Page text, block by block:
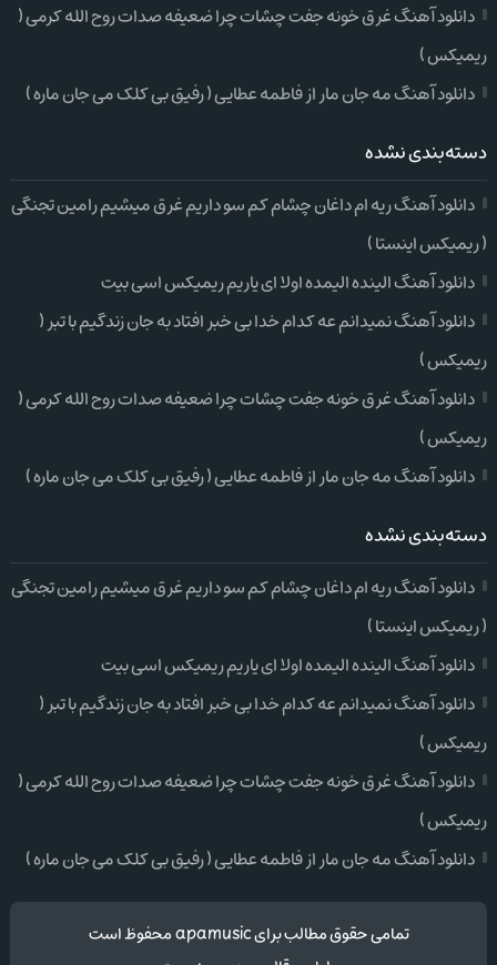
دانلود آهنگ غرق خونه جفت چشات چرا ضعیفه صدات روح الله کرمی (
ریمیکس )
دانلود آهنگ مه جان مار از فاطمه عطایی ( رفیق بی کلک می جان ماره )
دسته‌بندی نشده
دانلود آهنگ ریه ام داغان چشام کم سو داریم غرق میشیم رامین تجنگی
( ریمیکس اینستا )
دانلود آهنگ الینده الیمده اولا ای یاریم ریمیکس اسی بیت
دانلود آهنگ نمیدانم عه کدام خدا بی خبر افتاد به جان زندگیم با تبر (
ریمیکس )
دانلود آهنگ غرق خونه جفت چشات چرا ضعیفه صدات روح الله کرمی (
ریمیکس )
دانلود آهنگ مه جان مار از فاطمه عطایی ( رفیق بی کلک می جان ماره )
دسته‌بندی نشده
دانلود آهنگ ریه ام داغان چشام کم سو داریم غرق میشیم رامین تجنگی
( ریمیکس اینستا )
دانلود آهنگ الینده الیمده اولا ای یاریم ریمیکس اسی بیت
دانلود آهنگ نمیدانم عه کدام خدا بی خبر افتاد به جان زندگیم با تبر (
ریمیکس )
دانلود آهنگ غرق خونه جفت چشات چرا ضعیفه صدات روح الله کرمی (
ریمیکس )
دانلود آهنگ مه جان مار از فاطمه عطایی ( رفیق بی کلک می جان ماره )
تمامی حقوق مطالب برای apamusic محفوظ است